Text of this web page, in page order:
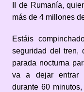
II de Rumanía,
más de 4 millones
Estáis
seguridad del tren,
parada nocturna
va a dejar entrar
durante 60